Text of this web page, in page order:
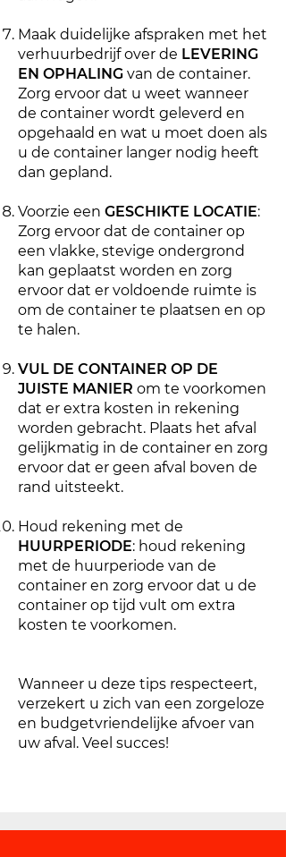
Maak duidelijke afspraken met het
verhuurbedrijf over de LEVERING
EN OPHALING van de container.
Zorg ervoor dat u weet wanneer
de container wordt geleverd en
opgehaald en wat u moet doen als
u de container langer nodig heeft
dan gepland.
Voorzie een GESCHIKTE LOCATIE:
Zorg ervoor dat de container op
een vlakke, stevige ondergrond
kan geplaatst worden en zorg
ervoor dat er voldoende ruimte is
om de container te plaatsen en op
te halen.
VUL DE CONTAINER OP DE
JUISTE MANIER om te voorkomen
dat er extra kosten in rekening
worden gebracht. Plaats het afval
gelijkmatig in de container en zorg
ervoor dat er geen afval boven de
rand uitsteekt.
Houd rekening met de
HUURPERIODE: houd rekening
met de huurperiode van de
container en zorg ervoor dat u de
container op tijd vult om extra
kosten te voorkomen.
Wanneer u deze tips respecteert,
verzekert u zich van een zorgeloze
en budgetvriendelijke afvoer van
uw afval. Veel succes!